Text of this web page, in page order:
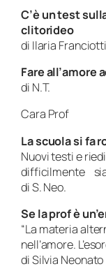
C’è un test
clitorideo
di Ilaria Franciotti
Fare all’amore
di N.T.
Cara Prof
La scuola si fa
Nuovi testi e
difficilmente
di S. Neo.
Se la prof è
“La materia
nell’amore.
di Silvia Neonato